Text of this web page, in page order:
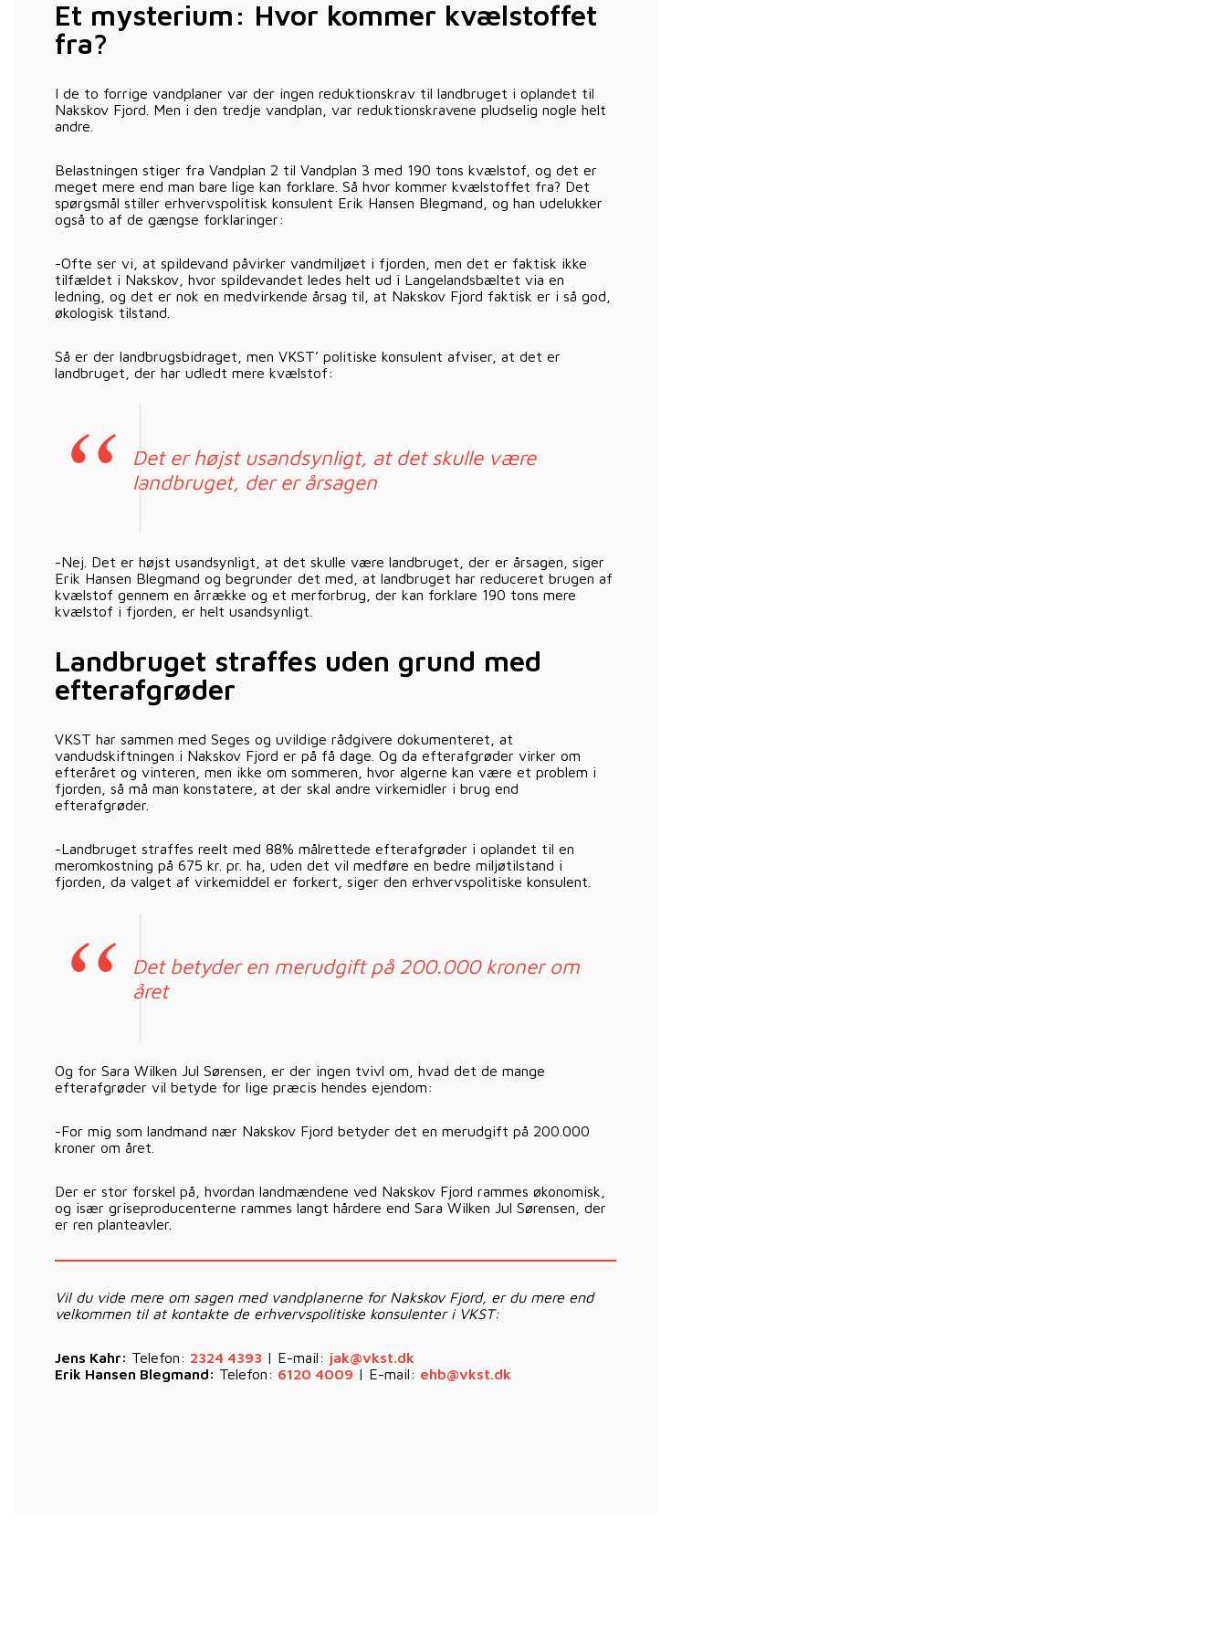
Et mysterium: Hvor kommer kvælstoffet
fra?
I de to forrige vandplaner var der ingen reduktionskrav til landbruget i oplandet til
Nakskov Fjord. Men i den tredje vandplan, var reduktionskravene pludselig nogle helt
andre.
Belastningen stiger fra Vandplan 2 til Vandplan 3 med 190 tons kvælstof, og det er
meget mere end man bare lige kan forklare. Så hvor kommer kvælstoffet fra? Det
spørgsmål stiller erhvervspolitisk konsulent Erik Hansen Blegmand, og han udelukker
også to af de gængse forklaringer:
-Ofte ser vi, at spildevand påvirker vandmiljøet i fjorden, men det er faktisk ikke
tilfældet i Nakskov, hvor spildevandet ledes helt ud i Langelandsbæltet via en
ledning, og det er nok en medvirkende årsag til, at Nakskov Fjord faktisk er i så god,
økologisk tilstand.
Så er der landbrugsbidraget, men VKST’ politiske konsulent afviser, at det er
landbruget, der har udledt mere kvælstof:
Det er højst usandsynligt, at det skulle være
landbruget, der er årsagen
-Nej. Det er højst usandsynligt, at det skulle være landbruget, der er årsagen, siger
Erik Hansen Blegmand og begrunder det med, at landbruget har reduceret brugen af
kvælstof gennem en årrække og et merforbrug, der kan forklare 190 tons mere
kvælstof i fjorden, er helt usandsynligt.
Landbruget straffes uden grund med
efterafgrøder
VKST har sammen med Seges og uvildige rådgivere dokumenteret, at
vandudskiftningen i Nakskov Fjord er på få dage. Og da efterafgrøder virker om
efteråret og vinteren, men ikke om sommeren, hvor algerne kan være et problem i
fjorden, så må man konstatere, at der skal andre virkemidler i brug end
efterafgrøder.
-Landbruget straffes reelt med 88% målrettede efterafgrøder i oplandet til en
meromkostning på 675 kr. pr. ha, uden det vil medføre en bedre miljøtilstand i
fjorden, da valget af virkemiddel er forkert, siger den erhvervspolitiske konsulent.
Det betyder en merudgift på 200.000 kroner om
året
Og for Sara Wilken Jul Sørensen, er der ingen tvivl om, hvad det de mange
efterafgrøder vil betyde for lige præcis hendes ejendom:
-For mig som landmand nær Nakskov Fjord betyder det en merudgift på 200.000
kroner om året.
Der er stor forskel på, hvordan landmændene ved Nakskov Fjord rammes økonomisk,
og især griseproducenterne rammes langt hårdere end Sara Wilken Jul Sørensen, der
er ren planteavler.
Vil du vide mere om sagen med vandplanerne for Nakskov Fjord, er du mere end
velkommen til at kontakte de erhvervspolitiske konsulenter i VKST:
Jens Kahr: Telefon: 2324 4393 | E-mail: jak@vkst.dk
Erik Hansen Blegmand: Telefon: 6120 4009 | E-mail: ehb@vkst.dk